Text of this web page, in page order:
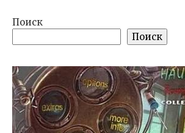
Поиск
Поиск